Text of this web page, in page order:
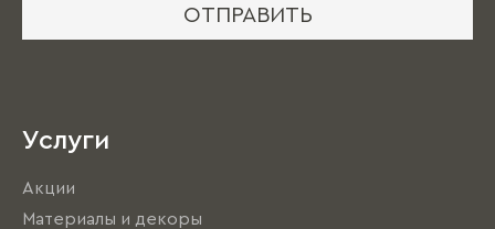
ОТПРАВИТЬ
Услуги
Акции
Материалы и декоры